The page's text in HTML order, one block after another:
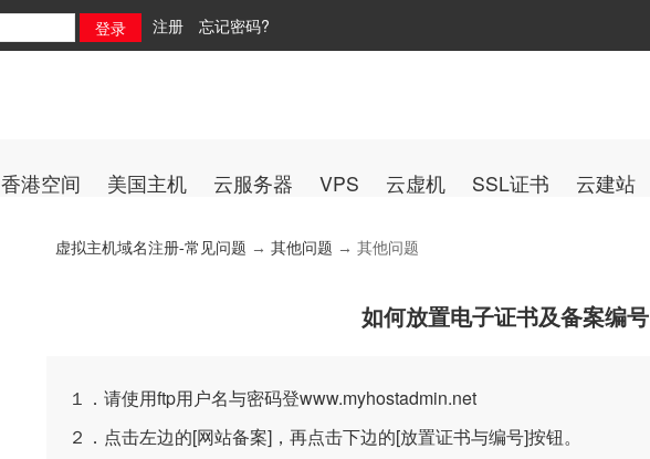
注册 忘记密码?
香港空间 美国主机 云服务器 VPS 云虚机 SSL证书 云建站
虚拟主机域名注册-常见问题 → 其他问题 → 其他问题
如何放置电子证书及备案编号
１．请使用ftp用户名与密码登www.myhostadmin.net
２．点击左边的[网站备案]，再点击下边的[放置证书与编号]按钮。